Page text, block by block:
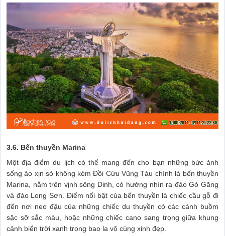
3.6. Bến thuyền Marina
Một địa điểm du lịch có thể mang đến cho bạn những bức ảnh
sống ảo xịn sò không kém Đồi Cừu Vũng Tàu chính là bến thuyền
Marina, nằm trên vịnh sông Dinh, có hướng nhìn ra đảo Gò Găng
và đảo Long Sơn. Điểm nổi bật của bến thuyền là chiếc cầu gỗ đi
đến nơi neo đậu của những chiếc du thuyền có các cánh buồm
sặc sỡ sắc màu, hoặc những chiếc cano sang trọng giữa khung
cảnh biển trời xanh trong bao la vô cùng xinh đẹp.